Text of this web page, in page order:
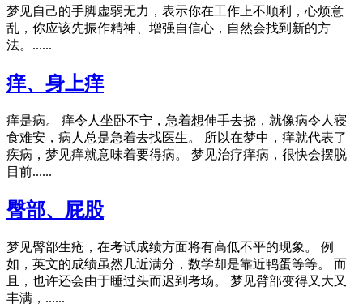
梦见自己的手脚虚弱无力，表示你在工作上不顺利，心烦意
乱，你应该先振作精神、增强自信心，自然会找到新的方
法。......
痒、身上痒
痒是病。 痒令人坐卧不宁，急着想伸手去挠，就像病令人寝
食难安，病人总是急着去找医生。 所以在梦中，痒就代表了
疾病，梦见痒就意味着要得病。 梦见治疗痒病，很快会摆脱
目前......
臀部、屁股
梦见臀部生疮，在考试成绩方面将有高低不平的现象。 例
如，英文的成绩虽然几近满分，数学却是靠近鸭蛋等等。 而
且，也许还会由于睡过头而迟到考场。 梦见臂部变得又大又
丰满，......